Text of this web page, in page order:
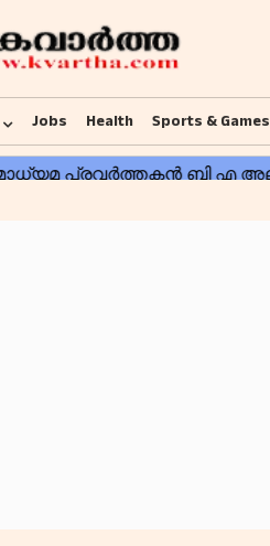
Jobs Health Sports & Games